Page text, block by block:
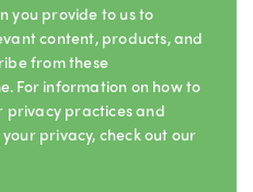
you provide to us to
content, products, and
from these
For information on how to
privacy practices and
privacy, check out our